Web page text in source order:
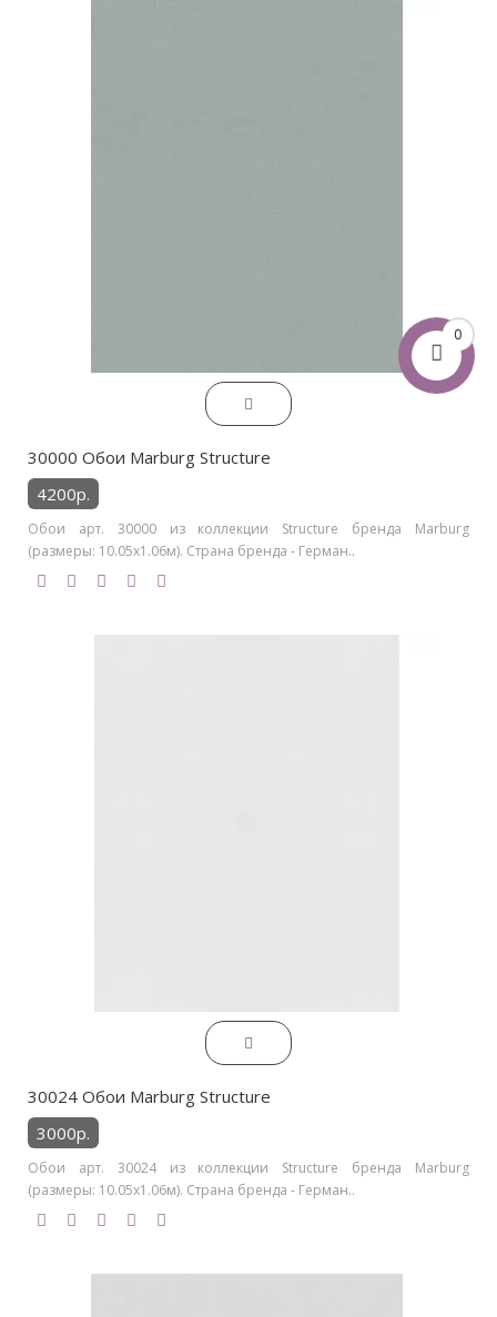
0
30000 Обои Marburg Structure
4200р.
Обои арт. 30000 из коллекции Structure бренда Marburg
(размеры: 10.05х1.06м). Страна бренда - Герман..
30024 Обои Marburg Structure
3000р.
Обои арт. 30024 из коллекции Structure бренда Marburg
(размеры: 10.05х1.06м). Страна бренда - Герман..